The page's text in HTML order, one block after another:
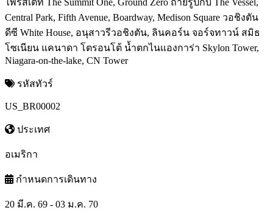
Central Park, Fifth Avenue, Boardway, Medison Square วอชิงตัน
ดีซี White House, อนุสาวรีวอชิงตัน, ลินคอร์น จอร์จทาวน์ สมิธ
โซเนียน แคนาดา โตรอนโต้ น้ำตกไนแองการ่า Skylon Tower,
Niagara-on-the-lake, CN Tower
รหัสทัวร์
US_BR00002
ประเทศ
อเมริกา
กำหนดการเดินทาง
20 มี.ค. 69 - 03 ม.ค. 70